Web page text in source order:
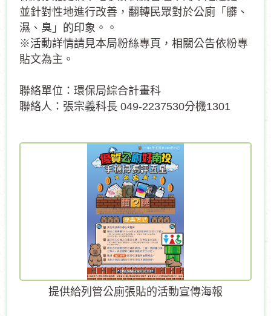
並針對性地進行改善，翻轉民眾對於公廁「髒、
濕、臭」的印象。。
※活動詳情請見本局粉絲專頁，相關公告依粉專
貼文為主。
聯絡單位：環保局綜合計畫科
聯絡人：張宗義科長 049-2237530分機1301
提供給列管公廁張貼的活動宣傳海報